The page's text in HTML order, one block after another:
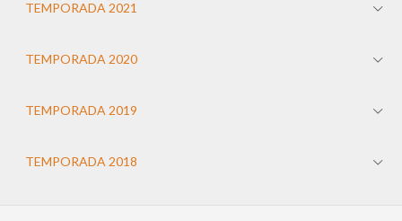
TEMPORADA 2021
TEMPORADA 2020
TEMPORADA 2019
TEMPORADA 2018